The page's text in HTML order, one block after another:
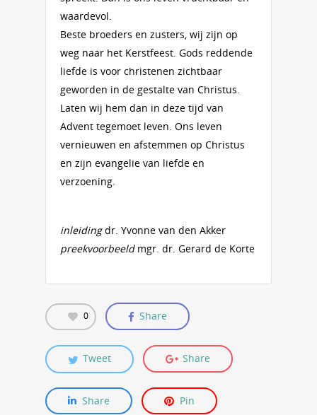
waardevol.
Beste broeders en zusters, wij zijn op
weg naar het Kerstfeest. Gods reddende
liefde is voor christenen zichtbaar
geworden in de gestalte van Christus.
Laten wij hem dan in deze tijd van
Advent tegemoet leven. Ons leven
vernieuwen en afstemmen op Christus
en zijn evangelie van liefde en
verzoening.
inleidingdr. Yvonne van den Akker
preekvoorbeeldmgr. dr. Gerard de Korte
0 Share
Tweet Share
Share Pin